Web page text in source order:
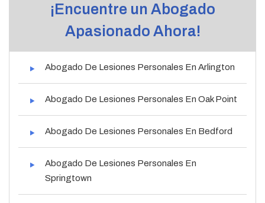
¡Encuentre un Abogado
Apasionado Ahora!
Abogado De Lesiones Personales En Arlington
Abogado De Lesiones Personales En Oak Point
Abogado De Lesiones Personales En Bedford
Abogado De Lesiones Personales En
Springtown